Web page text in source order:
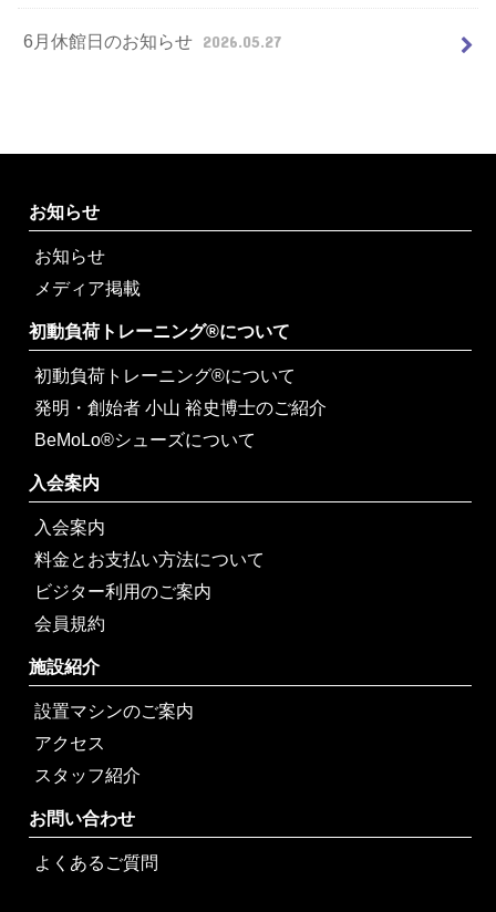
6月休館日のお知らせ 2026.05.27
お知らせ
お知らせ
メディア掲載
初動負荷トレーニング®について
初動負荷トレーニング®について
発明・創始者 小山 裕史博士のご紹介
BeMoLo®シューズについて
入会案内
入会案内
料金とお支払い方法について
ビジター利用のご案内
会員規約
施設紹介
設置マシンのご案内
アクセス
スタッフ紹介
お問い合わせ
よくあるご質問